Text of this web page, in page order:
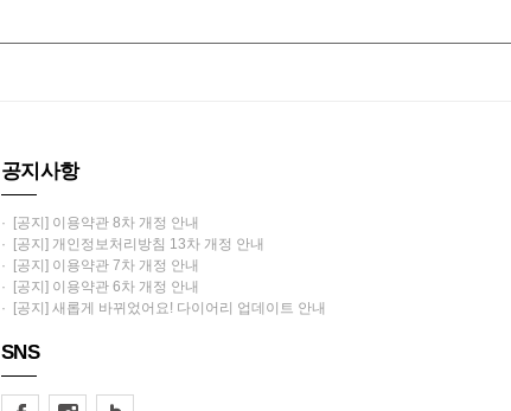
공지사항
· [공지] 이용약관 8차 개정 안내
· [공지] 개인정보처리방침 13차 개정 안내
· [공지] 이용약관 7차 개정 안내
· [공지] 이용약관 6차 개정 안내
· [공지] 새롭게 바뀌었어요! 다이어리 업데이트 안내
SNS